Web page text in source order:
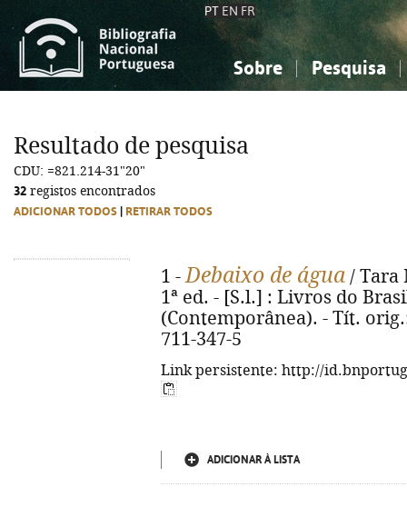
PT EN FR
Sobre Pesquisa
Ciências sociais...
Ciências sociais...
Resultado de pesquisa
CDU: =821.214-31"20"
32 registos encontrados
ADICIONAR TODOS RETIRAR TODOS
1 -Debaixo de água / Tara
1ª ed. - [S.l.] : Livros do
(Contemporânea). - Tít.
711-347-5
Link persistente: http://
ADICIONAR À LISTA